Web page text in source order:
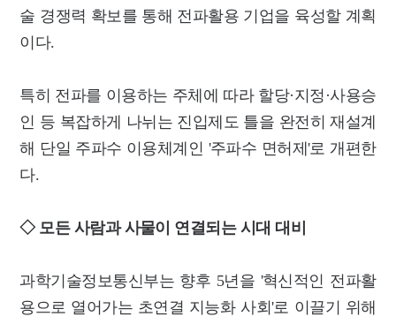
술 경쟁력 확보를 통해 전파활용 기업을 육성할 계획
이다.
특히 전파를 이용하는 주체에 따라 할당·지정·사용승
인 등 복잡하게 나뉘는 진입제도 틀을 완전히 재설계
해 단일 주파수 이용체계인 '주파수 면허제'로 개편한
다.
◇ 모든 사람과 사물이 연결되는 시대 대비
과학기술정보통신부는 향후 5년을 '혁신적인 전파활
용으로 열어가는 초연결 지능화 사회'로 이끌기 위해